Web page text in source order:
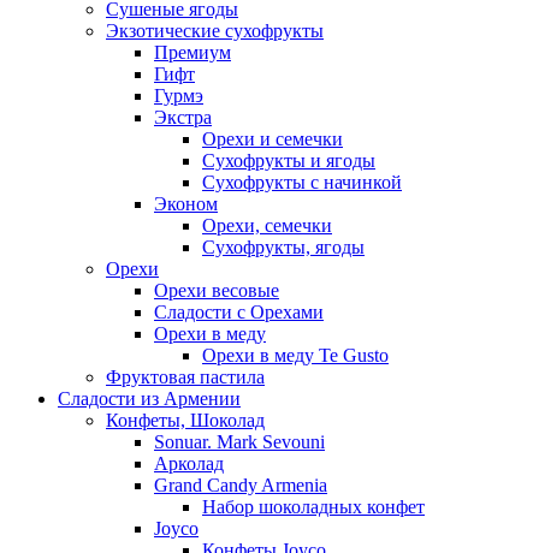
Сушеные ягоды
Экзотические сухофрукты
Премиум
Гифт
Гурмэ
Экстра
Орехи и семечки
Сухофрукты и ягоды
Сухофрукты с начинкой
Эконом
Орехи, семечки
Сухофрукты, ягоды
Орехи
Орехи весовые
Сладости с Орехами
Орехи в меду
Орехи в меду Te Gusto
Фруктовая пастила
Сладости из Армении
Конфеты, Шоколад
Sonuar. Mark Sevouni
Арколад
Grand Candy Armenia
Набор шоколадных конфет
Joyco